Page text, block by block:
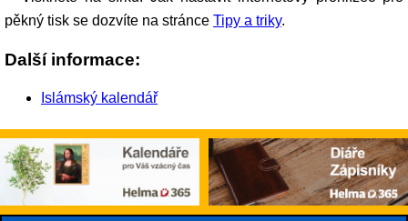
pěkný tisk se dozvíte na stránce Tipy a triky.
Další informace:
Islámský kalendář